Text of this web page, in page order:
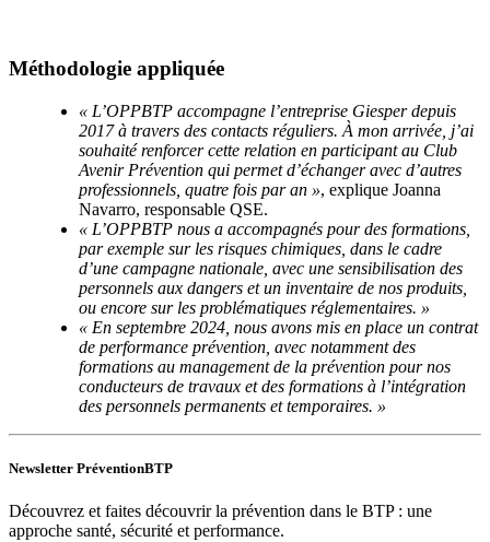
Méthodologie appliquée
« L’OPPBTP accompagne l’entreprise Giesper depuis
2017 à travers des contacts réguliers. À mon arrivée, j’ai
souhaité renforcer cette relation en participant au Club
Avenir Prévention qui permet d’échanger avec d’autres
professionnels, quatre fois par an », explique Joanna
Navarro, responsable QSE.
« L’OPPBTP nous a accompagnés pour des formations,
par exemple sur les risques chimiques, dans le cadre
d’une campagne nationale, avec une sensibilisation des
personnels aux dangers et un inventaire de nos produits,
ou encore sur les problématiques réglementaires. »
« En septembre 2024, nous avons mis en place un contrat
de performance prévention, avec notamment des
formations au management de la prévention pour nos
conducteurs de travaux et des formations à l’intégration
des personnels permanents et temporaires. »
Newsletter PréventionBTP
Découvrez et faites découvrir la prévention dans le BTP : une
approche santé, sécurité et performance.